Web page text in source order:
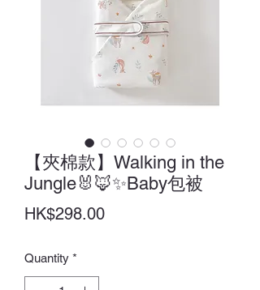
【夾棉款】Walking in the
Jungle🐰🦊✨Baby包被
HK$298.00Price
Quantity *